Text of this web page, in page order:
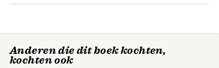
editie)
7 Geloof en dankbaarheid
8 Trefzeker optreden: de keuze der kampioenen
Anderen die dit boek kochten,
kochten ook